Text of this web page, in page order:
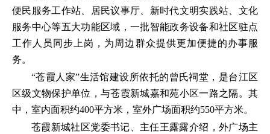
便民服务工作站、居民议事厅、新时代文明实践站、文化
服务中心等五大功能区域，一批智能政务设备和社区驻点
工作人员同步上岗，为周边群众提供更加便捷的办事服
务。
“苍霞人家”生活馆建设所依托的曾氏祠堂，是台江区
区级文物保护单位，与苍霞新城嘉和苑小区一路之隔。其
中，室内面积约400平方米，室外广场面积约550平方米。
苍霞新城社区党委书记、主任王露露介绍，外广场主